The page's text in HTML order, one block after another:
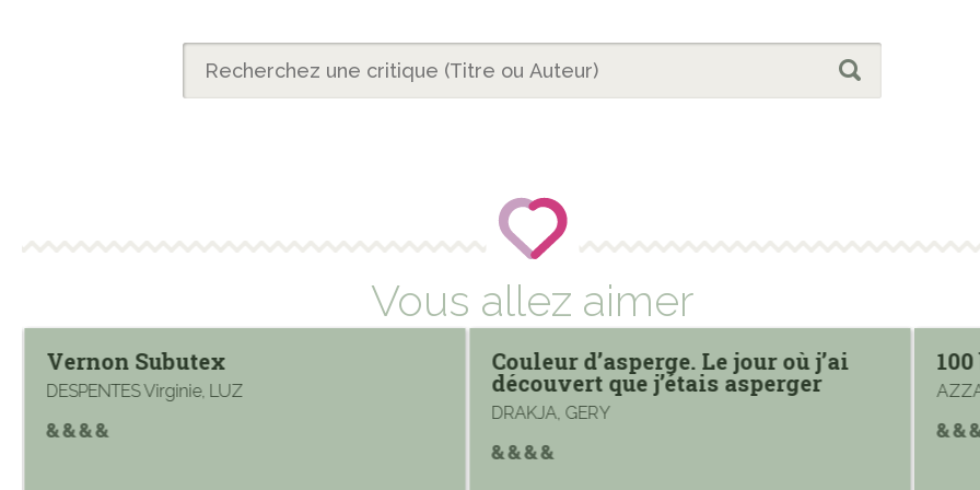
Vous allez aimer
Vernon Subutex
DESPENTES Virginie, LUZ
Couleur d’asperge. Le jour où j’ai
découvert que j’étais asperger
DRAKJA, GERY
100